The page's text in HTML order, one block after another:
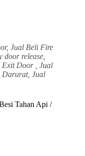
Jual Beli Fire
door release,
Exit Door , Jual
Darurat, Jual
Tahan Api /